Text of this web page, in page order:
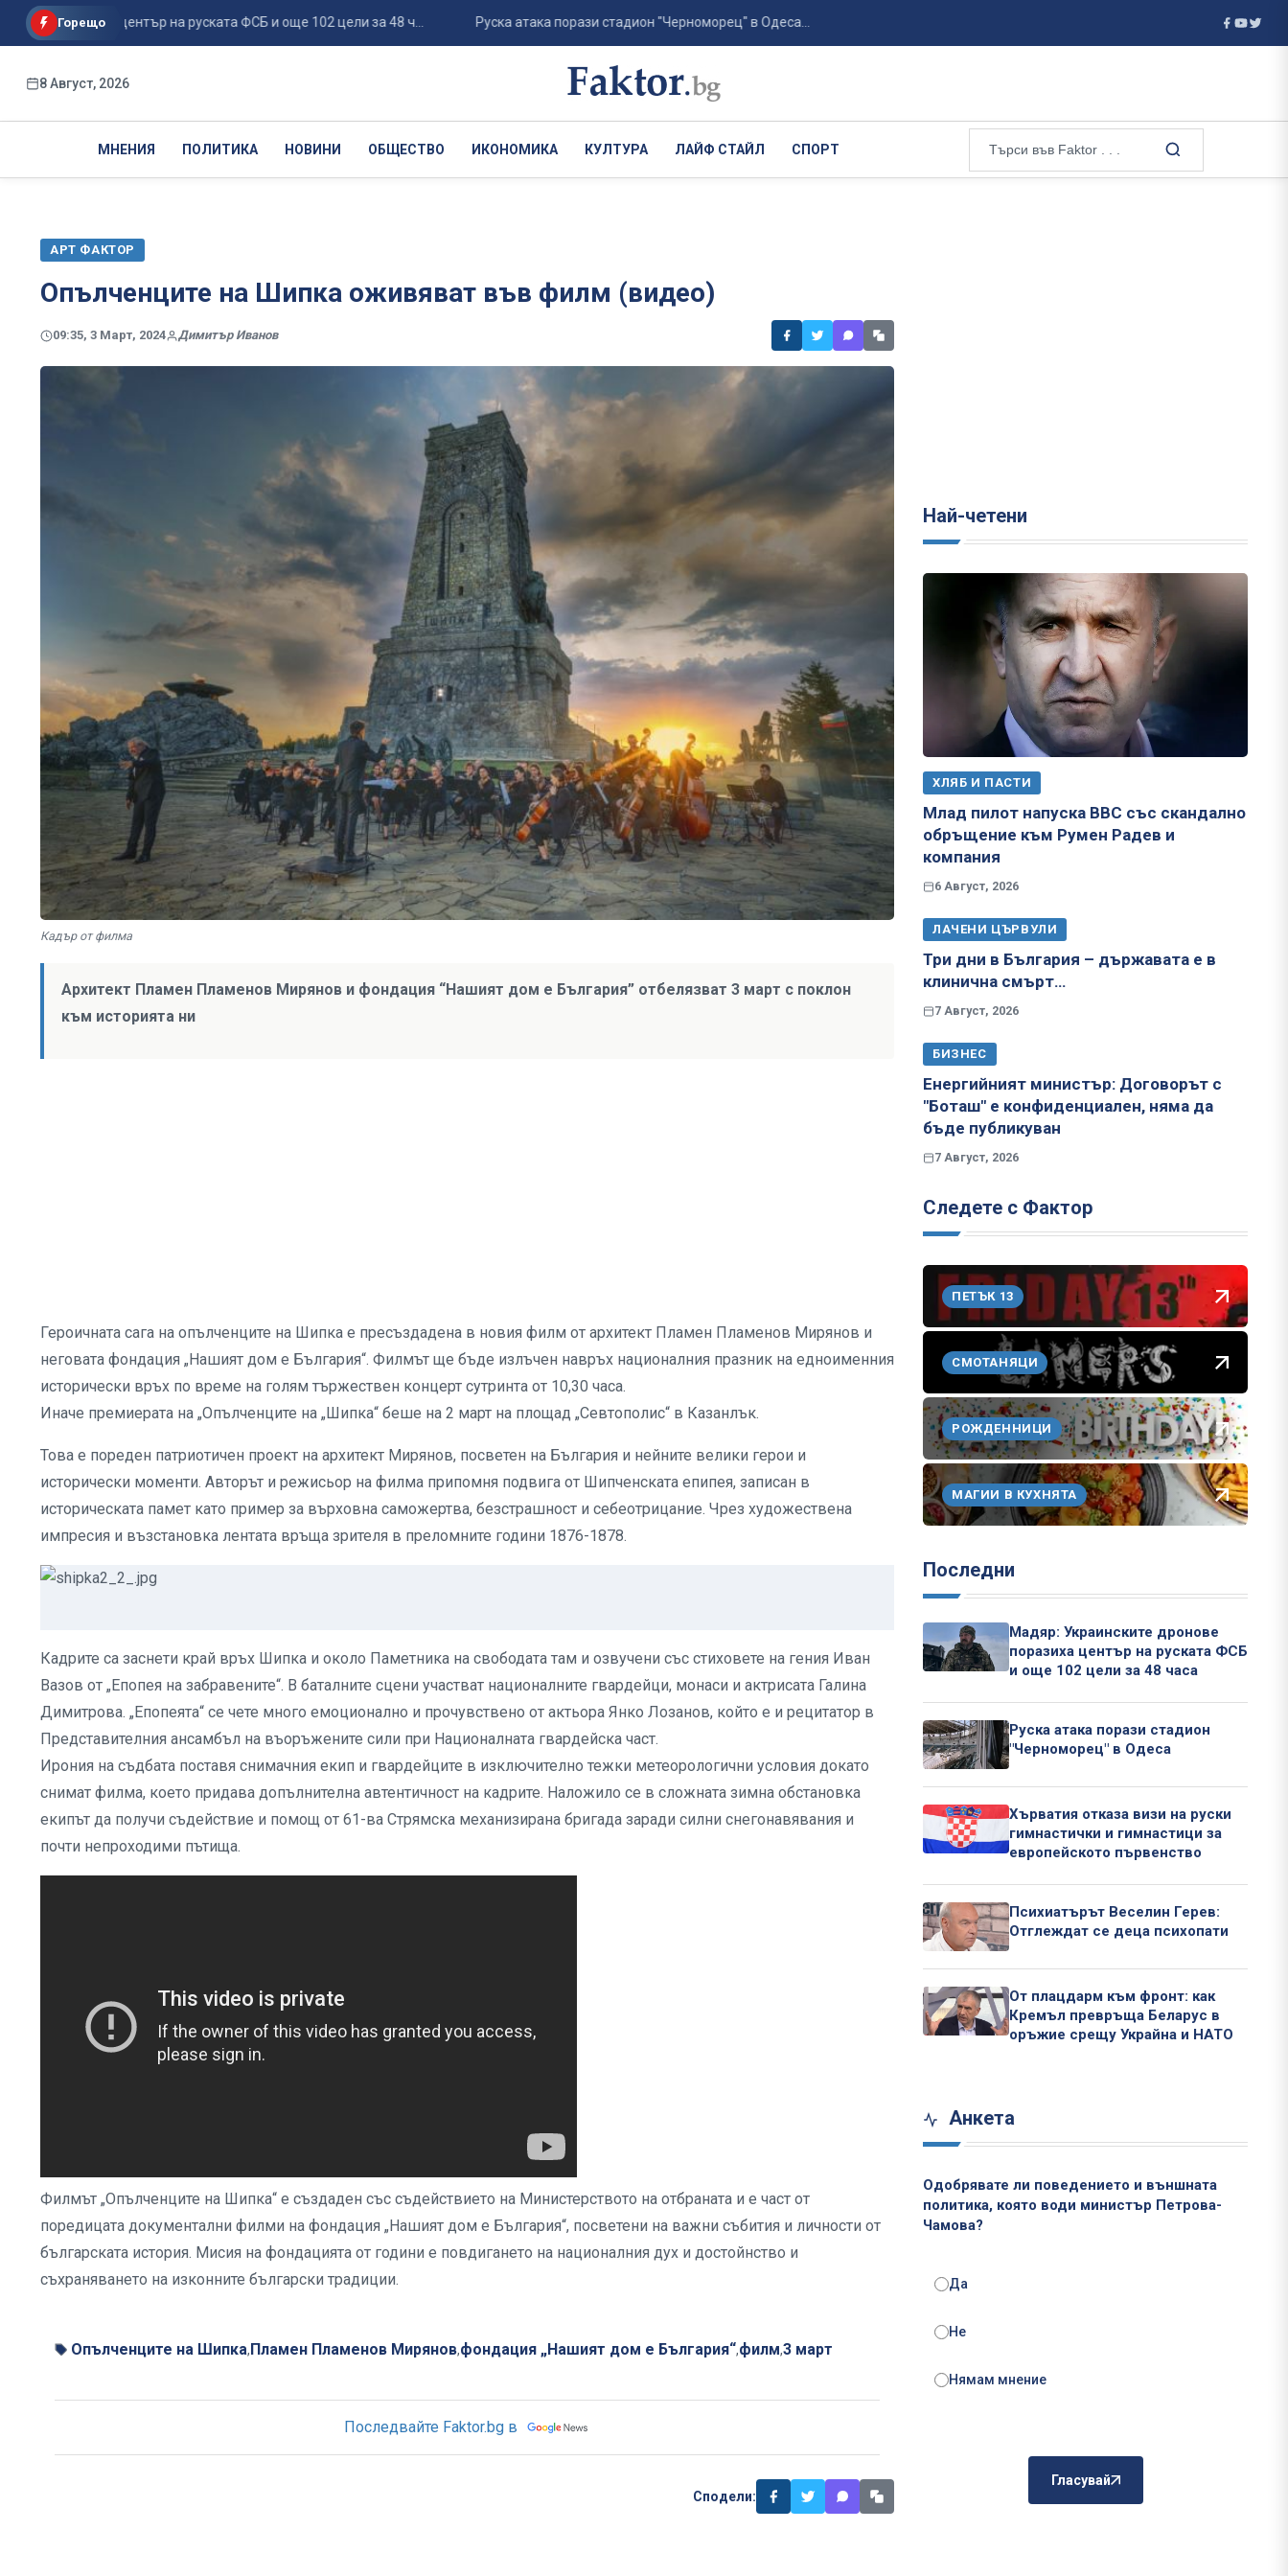
Горещо
център на руската ФСБ и още 102 цели за 48 ч... Руска атака порази стадион "Черноморец" в Одеса... Хърватия отказа визи на руски гимнастички и гимнастици за
8 Август, 2026
МНЕНИЯ ПОЛИТИКА НОВИНИ ОБЩЕСТВО ИКОНОМИКА КУЛТУРА ЛАЙФ СТАЙЛ СПОРТ
АРТ ФАКТОР
Опълченците на Шипка оживяват във филм (видео)
09:35, 3 Март, 2024 Димитър Иванов
Кадър от филма
Архитект Пламен Пламенов Мирянов и фондация “Нашият дом е България” отбелязват 3 март с поклон
към историята ни
Героичната сага на опълченците на Шипка е пресъздадена в новия филм от архитект Пламен Пламенов Мирянов и
неговата фондация „Нашият дом е България“. Филмът ще бъде излъчен навръх националния празник на едноименния
исторически връх по време на голям тържествен концерт сутринта от 10,30 часа.
Иначе премиерата на „Опълченците на „Шипка“ беше на 2 март на площад „Севтополис“ в Казанлък.
Това е пореден патриотичен проект на архитект Мирянов, посветен на България и нейните велики герои и
исторически моменти. Авторът и режисьор на филма припомня подвига от Шипченската епипея, записан в
историческата памет като пример за върховна саможертва, безстрашност и себеотрицание. Чрез художествена
импресия и възстановка лентата връща зрителя в преломните години 1876-1878.
Кадрите са заснети край връх Шипка и около Паметника на свободата там и озвучени със стиховете на гения Иван
Вазов от „Епопея на забравените“. В баталните сцени участват националните гвардейци, монаси и актрисата Галина
Димитрова. „Епопеята“ се чете много емоционално и прочувствено от актьора Янко Лозанов, който е и рецитатор в
Представителния ансамбъл на въоръжените сили при Националната гвардейска част.
Ирония на съдбата поставя снимачния екип и гвардейците в изключително тежки метеорологични условия докато
снимат филма, което придава допълнителна автентичност на кадрите. Наложило се в сложната зимна обстановка
екипът да получи съдействие и помощ от 61-ва Стрямска механизирана бригада заради силни снегонавявания и
почти непроходими пътища.
Филмът „Опълченците на Шипка“ е създаден със съдействието на Министерството на отбраната и е част от
поредицата документални филми на фондация „Нашият дом е България“, посветени на важни събития и личности от
българската история. Мисия на фондацията от години е повдигането на националния дух и достойнство и
съхраняването на изконните български традиции.
Опълченците на Шипка, Пламен Пламенов Мирянов,фондация „Нашият дом е България“,филм,3 март
Последвайте Faktor.bg в
Сподели:
Най-четени
ХЛЯБ И ПАСТИ
Млад пилот напуска ВВС със скандално
обръщение към Румен Радев и
компания
6 Август, 2026
ЛАЧЕНИ ЦЪРВУЛИ
Три дни в България – държавата е в
клинична смърт…
7 Август, 2026
БИЗНЕС
Енергийният министър: Договорът с
"Боташ" е конфиденциален, няма да
бъде публикуван
7 Август, 2026
Следете с Фактор
ПЕТЪК 13
СМОТАНЯЦИ
РОЖДЕННИЦИ
МАГИИ В КУХНЯТА
Последни
Мадяр: Украинските дронове
поразиха център на руската ФСБ
и още 102 цели за 48 часа
Руска атака порази стадион
"Черноморец" в Одеса
Хърватия отказа визи на руски
гимнастички и гимнастици за
европейското първенство
Психиатърът Веселин Герев:
Отглеждат се деца психопати
От плацдарм към фронт: как
Кремъл превръща Беларус в
оръжие срещу Украйна и НАТО
Анкета
Одобрявате ли поведението и външната
политика, която води министър Петрова-
Чамова?
Да
Не
Нямам мнение
Гласувай